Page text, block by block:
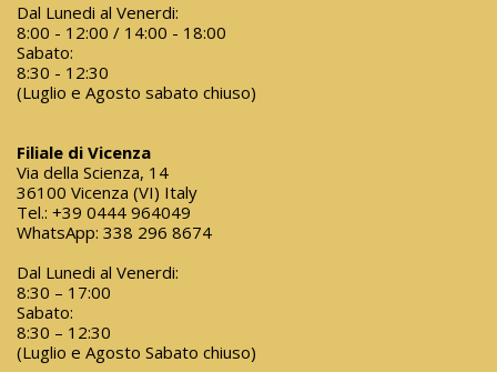
Dal Lunedi al Venerdi:
8:00 - 12:00 / 14:00 - 18:00
Sabato:
8:30 - 12:30
(Luglio e Agosto sabato chiuso)
Filiale di Vicenza
Via della Scienza, 14
36100 Vicenza (VI) Italy
Tel.: +39 0444 964049
WhatsApp: 338 296 8674
Dal Lunedi al Venerdi:
8:30 – 17:00
Sabato:
8:30 – 12:30
(Luglio e Agosto Sabato chiuso)